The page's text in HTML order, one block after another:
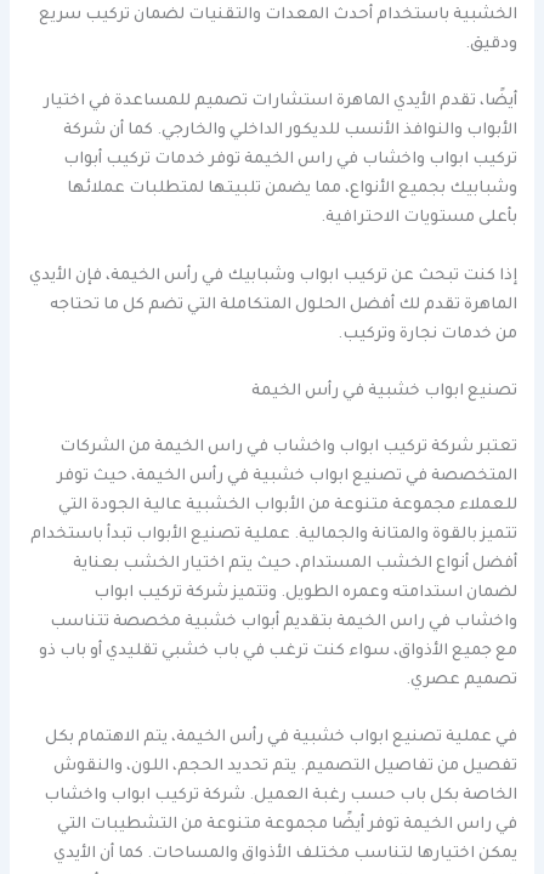
الخشبية باستخدام أحدث المعدات والتقنيات لضمان تركيب سريع
ودقيق.
أيضًا، تقدم الأيدي الماهرة استشارات تصميم للمساعدة في اختيار
الأبواب والنوافذ الأنسب للديكور الداخلي والخارجي. كما أن شركة
تركيب ابواب واخشاب في راس الخيمة توفر خدمات تركيب أبواب
وشبابيك بجميع الأنواع، مما يضمن تلبيتها لمتطلبات عملائها
بأعلى مستويات الاحترافية.
إذا كنت تبحث عن تركيب ابواب وشبابيك في رأس الخيمة، فإن الأيدي
الماهرة تقدم لك أفضل الحلول المتكاملة التي تضم كل ما تحتاجه
من خدمات نجارة وتركيب.
تصنيع ابواب خشبية في رأس الخيمة
تعتبر شركة تركيب ابواب واخشاب في راس الخيمة من الشركات
المتخصصة في تصنيع ابواب خشبية في رأس الخيمة، حيث توفر
للعملاء مجموعة متنوعة من الأبواب الخشبية عالية الجودة التي
تتميز بالقوة والمتانة والجمالية. عملية تصنيع الأبواب تبدأ باستخدام
أفضل أنواع الخشب المستدام، حيث يتم اختيار الخشب بعناية
لضمان استدامته وعمره الطويل. وتتميز شركة تركيب ابواب
واخشاب في راس الخيمة بتقديم أبواب خشبية مخصصة تتناسب
مع جميع الأذواق، سواء كنت ترغب في باب خشبي تقليدي أو باب ذو
تصميم عصري.
في عملية تصنيع ابواب خشبية في رأس الخيمة، يتم الاهتمام بكل
تفصيل من تفاصيل التصميم. يتم تحديد الحجم، اللون، والنقوش
الخاصة بكل باب حسب رغبة العميل. شركة تركيب ابواب واخشاب
في راس الخيمة توفر أيضًا مجموعة متنوعة من التشطيبات التي
يمكن اختيارها لتناسب مختلف الأذواق والمساحات. كما أن الأيدي